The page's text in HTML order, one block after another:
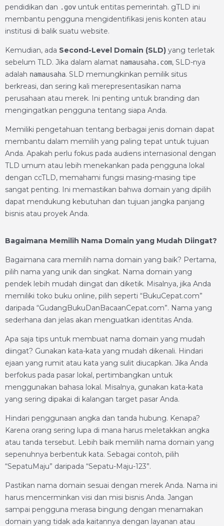
pendidikan dan .gov untuk entitas pemerintah. gTLD ini
membantu pengguna mengidentifikasi jenis konten atau
institusi di balik suatu website.
Kemudian, ada Second-Level Domain (SLD) yang terletak
sebelum TLD. Jika dalam alamat namausaha.com, SLD-nya
adalah namausaha. SLD memungkinkan pemilik situs
berkreasi, dan sering kali merepresentasikan nama
perusahaan atau merek. Ini penting untuk branding dan
mengingatkan pengguna tentang siapa Anda.
Memiliki pengetahuan tentang berbagai jenis domain dapat
membantu dalam memilih yang paling tepat untuk tujuan
Anda. Apakah perlu fokus pada audiens internasional dengan
TLD umum atau lebih menekankan pada pengguna lokal
dengan ccTLD, memahami fungsi masing-masing tipe
sangat penting. Ini memastikan bahwa domain yang dipilih
dapat mendukung kebutuhan dan tujuan jangka panjang
bisnis atau proyek Anda.
Bagaimana Memilih Nama Domain yang Mudah Diingat?
Bagaimana cara memilih nama domain yang baik? Pertama,
pilih nama yang unik dan singkat. Nama domain yang
pendek lebih mudah diingat dan diketik. Misalnya, jika Anda
memiliki toko buku online, pilih seperti “BukuCepat.com”
daripada “GudangBukuDanBacaanCepat.com”. Nama yang
sederhana dan jelas akan menguatkan identitas Anda.
Apa saja tips untuk membuat nama domain yang mudah
diingat? Gunakan kata-kata yang mudah dikenali. Hindari
ejaan yang rumit atau kata yang sulit diucapkan. Jika Anda
berfokus pada pasar lokal, pertimbangkan untuk
menggunakan bahasa lokal. Misalnya, gunakan kata-kata
yang sering dipakai di kalangan target pasar Anda.
Hindari penggunaan angka dan tanda hubung. Kenapa?
Karena orang sering lupa di mana harus meletakkan angka
atau tanda tersebut. Lebih baik memilih nama domain yang
sepenuhnya berbentuk kata. Sebagai contoh, pilih
“SepatuMaju” daripada “Sepatu-Maju-123”.
Pastikan nama domain sesuai dengan merek Anda. Nama ini
harus mencerminkan visi dan misi bisnis Anda. Jangan
sampai pengguna merasa bingung dengan menamakan
domain yang tidak ada kaitannya dengan layanan atau